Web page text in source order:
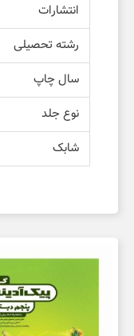
انتشارات
رشته تحصیلی
سال چاپ
نوع جلد
شابک
اصلی
بود.